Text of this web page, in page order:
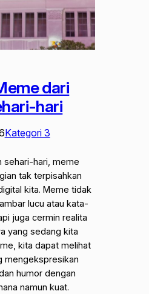
dari
hari
Kategori 3
sehari-hari, meme
tak terpisahkan
kita. Meme tidak
lucu atau kata-
juga cermin realita
yang sedang kita
kita dapat melihat
mengekspresikan
humor dengan
namun kuat.